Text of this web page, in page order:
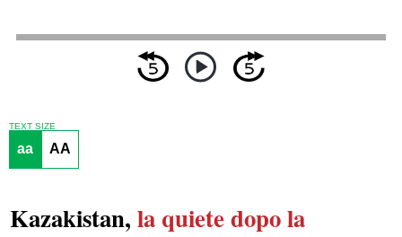
TEXT SIZE
aa AA
Kazakistan, la quiete dopo la